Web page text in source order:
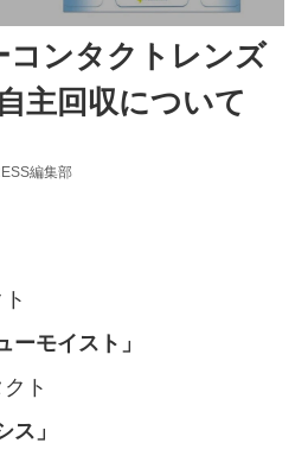
コンタクトレンズ
主回収について
編集部
ーモイスト」
ト
ス」